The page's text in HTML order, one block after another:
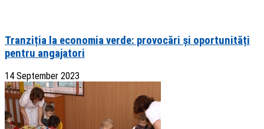
Tranziția la economia verde: provocări și oportunități
pentru angajatori
14 September 2023